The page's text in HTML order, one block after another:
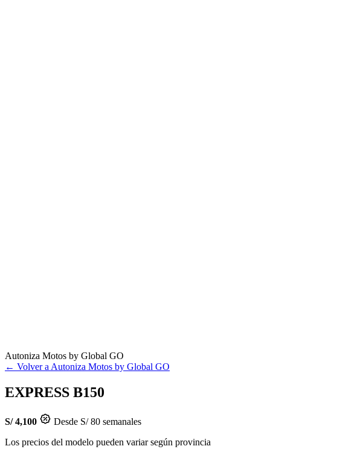
Autoniza Motos by Global GO
← Volver a Autoniza Motos by Global GO
EXPRESS B150
S/ 4,100
Desde S/ 80 semanales
Los precios del modelo pueden variar según provincia